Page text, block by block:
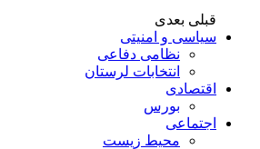
قبلیبعدی
سیاسی و امنیتی
نظامی دفاعی
انتخابات لرستان
اقتصادی
بورس
اجتماعی
محیط زیست